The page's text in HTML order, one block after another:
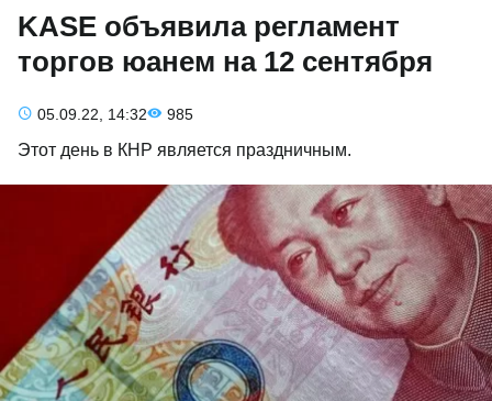
KASE объявила регламент
торгов юанем на 12 сентября
05.09.22, 14:32 985
Этот день в КНР является праздничным.